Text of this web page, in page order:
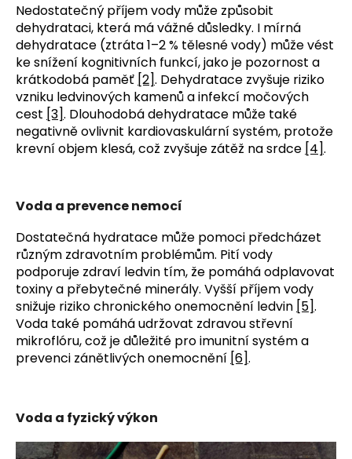
Nedostatečný příjem vody může způsobit
dehydrataci, která má vážné důsledky. I mírná
dehydratace (ztráta 1–2 % tělesné vody) může vést
ke snížení kognitivních funkcí, jako je pozornost a
krátkodobá paměť [2]. Dehydratace zvyšuje riziko
vzniku ledvinových kamenů a infekcí močových
cest [3]. Dlouhodobá dehydratace může také
negativně ovlivnit kardiovaskulární systém, protože
krevní objem klesá, což zvyšuje zátěž na srdce [4].
Voda a prevence nemocí
Dostatečná hydratace může pomoci předcházet
různým zdravotním problémům. Pití vody
podporuje zdraví ledvin tím, že pomáhá odplavovat
toxiny a přebytečné minerály. Vyšší příjem vody
snižuje riziko chronického onemocnění ledvin [5].
Voda také pomáhá udržovat zdravou střevní
mikroflóru, což je důležité pro imunitní systém a
prevenci zánětlivých onemocnění [6].
Voda a fyzický výkon